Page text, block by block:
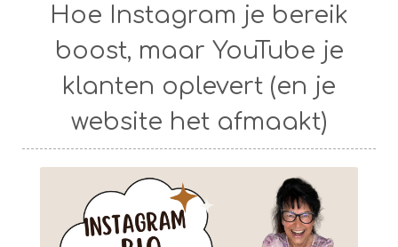
Hoe Instagram je bereik
boost, maar YouTube je
klanten oplevert (en je
website het afmaakt)